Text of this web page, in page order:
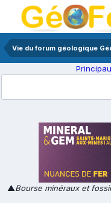
Vie du forum géologique
▲Bourse minéraux et